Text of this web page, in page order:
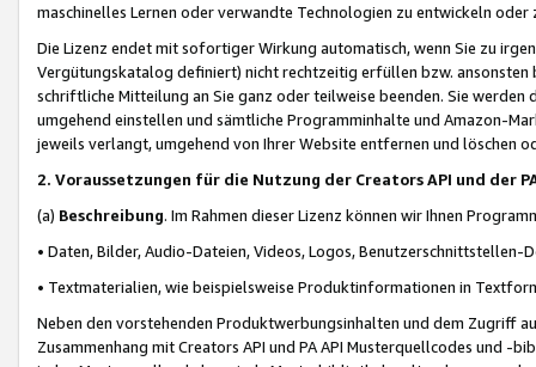
maschinelles Lernen oder verwandte Technologien zu entwickeln
Die Lizenz endet mit sofortiger Wirkung automatisch, wenn Sie zu
Vergütungskatalog definiert) nicht rechtzeitig erfüllen bzw. ansonsten
schriftliche Mitteilung an Sie ganz oder teilweise beenden. Sie werden
umgehend einstellen und sämtliche Programminhalte und Amazon-
jeweils verlangt, umgehend von Ihrer Website entfernen und löschen
2. Voraussetzungen für die Nutzung der Creators API und der
(a) Beschreibung. Im Rahmen dieser Lizenz können wir Ihnen
• Daten, Bilder, Audio-Dateien, Videos, Logos, Benutzerschnittstellen-
• Textmaterialien, wie beispielsweise Produktinformationen in
Neben den vorstehenden Produktwerbungsinhalten und dem Zugriff
Zusammenhang mit Creators API und PA API Musterquellcodes und